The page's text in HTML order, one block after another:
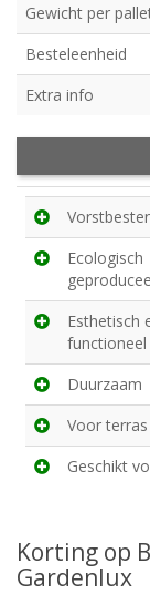
Gewicht per
Besteleenheid
Extra info
Ecologisch
Esthetisch
functioneel
Duurzaam
Voor
Geschikt
Korting op
Gardenlux